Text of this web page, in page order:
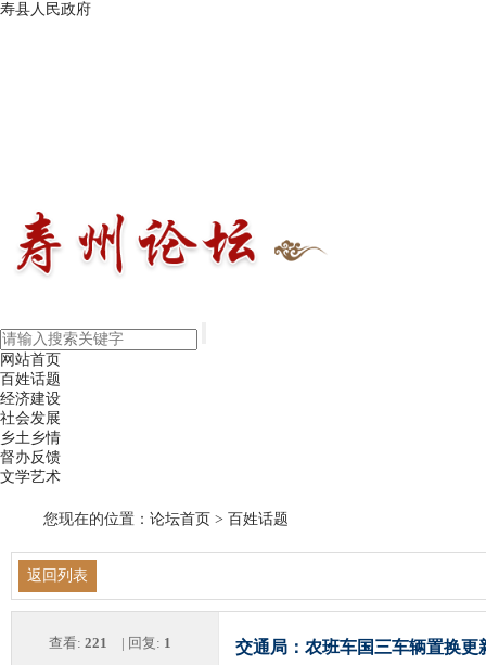
寿县人民政府
网站首页
百姓话题
经济建设
社会发展
乡土乡情
督办反馈
文学艺术
您现在的位置： 论坛首页 > 百姓话题
返回列表
查看: 221 | 回复: 1 交通局：农班车国三车辆置换更